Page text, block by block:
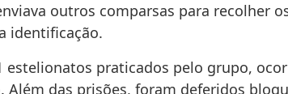
outros comparsas para recolher
identificação.
estelionatos praticados pelo grupo,
Além das prisões, foram deferidos